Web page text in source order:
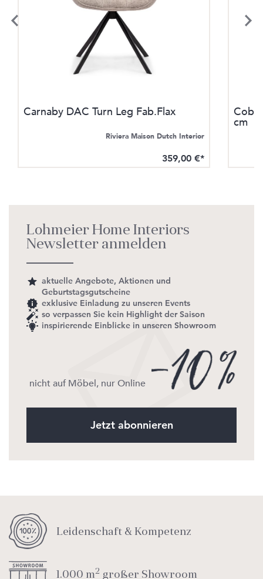
Carnaby DAC Turn Leg Fab.Flax
Riviera Maison Dutch Interior
359,00 €*
cm
Lohmeier Home Interiors
Newsletter anmelden
aktuelle Angebote, Aktionen und
Geburtstagsgutscheine
exklusive Einladung zu unseren Events
so verpassen Sie kein Highlight der Saison
inspirierende Einblicke in unseren Showroom
nicht auf Möbel, nur Online
Jetzt abonnieren
Leidenschaft & Kompetenz
1.000 m2 großer Showroom